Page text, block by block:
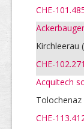
CHE-
Kirchleerau
CHE-
Acquitech
Tolochenaz
CHE-